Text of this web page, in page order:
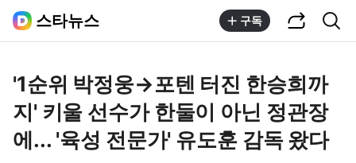
스타뉴스 구독
'1순위 박정웅→포텐 터진 한승희까
지' 키울 선수가 한둘이 아닌 정관장
에... '육성 전문가' 유도훈 감독 왔다